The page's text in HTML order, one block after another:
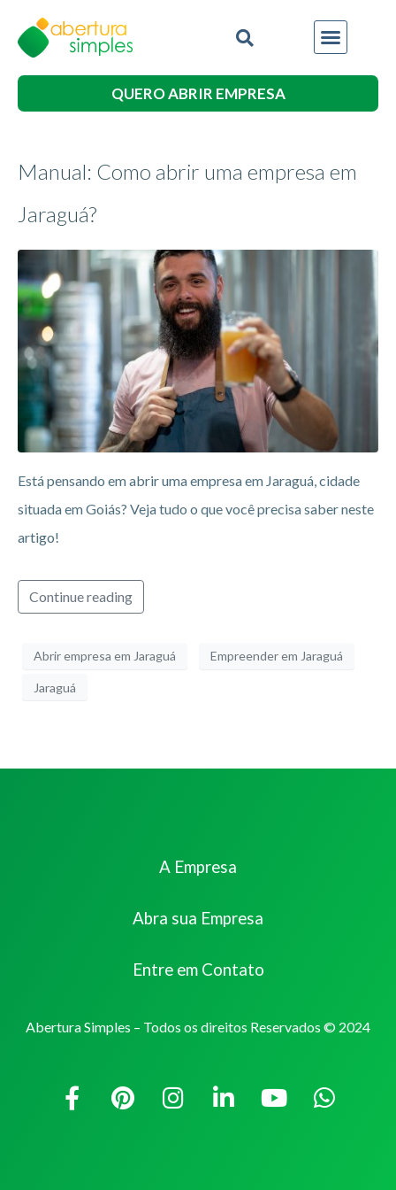
QUERO ABRIR EMPRESA
Manual: Como abrir uma empresa em
Jaraguá?
Está pensando em abrir uma empresa em Jaraguá, cidade
situada em Goiás? Veja tudo o que você precisa saber neste
artigo!
Continue reading
Abrir empresa em Jaraguá Empreender em Jaraguá
Jaraguá
A Empresa
Abra sua Empresa
Entre em Contato
Abertura Simples – Todos os direitos Reservados © 2024